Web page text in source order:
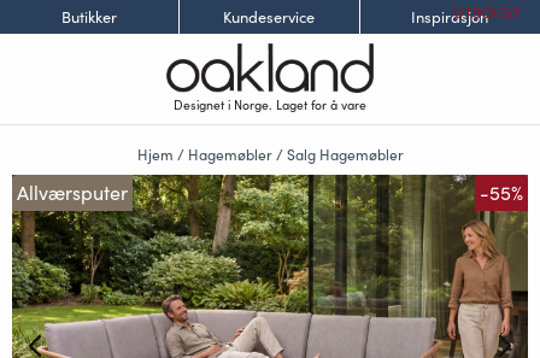
Butikker Kundeservice Inspirasjon
Designet i Norge. Laget for å vare
Hjem / Hagemøbler/Salg Hagemøbler
Allværsputer -55%
UTSOLGT